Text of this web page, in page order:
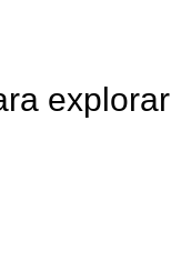
explorar